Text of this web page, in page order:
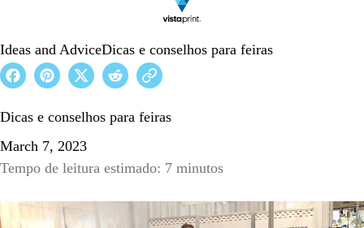
Ideas and AdviceDicas e conselhos para feiras
Dicas e conselhos para feiras
March 7, 2023
Tempo de leitura estimado: 7 minutos